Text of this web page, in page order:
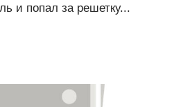
и попал за решетку...